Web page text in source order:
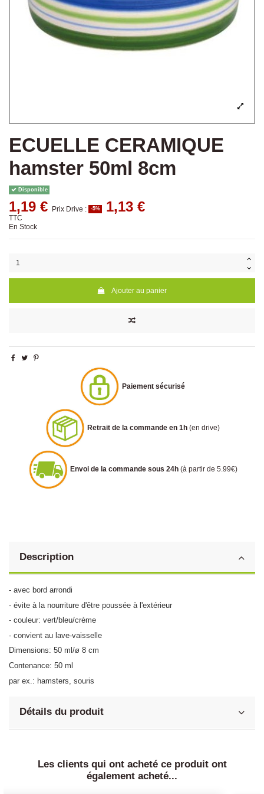
ECUELLE CERAMIQUE
hamster 50ml 8cm
Disponible
1,19 € Prix Drive : -5% 1,13 €
TTC
En Stock
Ajouter au panier
Paiement sécurisé
Retrait de la commande en 1h (en drive)
Envoi de la commande sous 24h (à partir de 5.99€)
Description
- avec bord arrondi
- évite à la nourriture d'être poussée à l'extérieur
- couleur: vert/bleu/crème
- convient au lave-vaisselle
Dimensions: 50 ml/ø 8 cm
Contenance: 50 ml
par ex.: hamsters, souris
Détails du produit
Les clients qui ont acheté ce produit ont
également acheté...